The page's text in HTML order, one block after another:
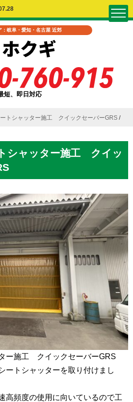
：岐阜・愛知・名古屋 近郊
短、即日対応
トシャッター施工 クイックセーバーGRS
シャッター施工 クイッ
ー施工 クイックセーバーGRS
ートシャッターを取り付けまし
高頻度の使用に向いているので工